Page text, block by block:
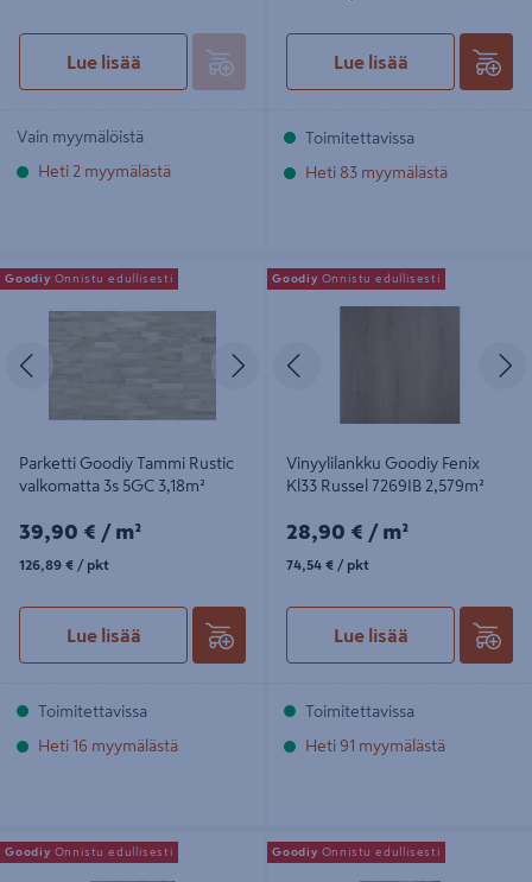
Lue lisää
Vain myymälöistä
Heti 2 myymälästä
Lue lisää
Toimitettavissa
Heti 83 myymälästä
Parketti Goodiy Tammi Rustic
valkomatta 3s 5GC 3,18m²
Edellinen Seuraava
Parketti Goodiy Tammi Rustic
valkomatta 3s 5GC 3,18m²
39,90€/m²
39,90 € / m²
126,89€/pkt
126,89 € / pkt
Lue lisää
Goodiy Onnistu edullisesti
Toimitettavissa
Heti 16 myymälästä
Vinyylilankku Goodiy Fenix Kl33
Russel 7269IB 2,579m²
Vinyylilankku Goodiy Fenix
Kl33 Russel 7269IB 2,579m²
28,90€/m²
28,90 € / m²
74,54€/pkt
74,54 € / pkt
Lue lisää
Goodiy Onnistu edullisesti
Toimitettavissa
Heti 91 myymälästä
Vinyylilankku Goodiy Chloe Anis
2423IB KL32 2,348m²
Goodiy Onnistu edullisesti
Parketti Goodiy Tammi Rustic matta
3s 5GC 3,18m²
Goodiy Onnistu edullisesti